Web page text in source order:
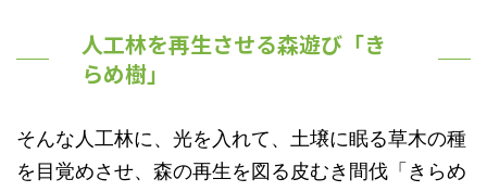
人工林を再生させる森遊び「き
らめ樹」
そんな人工林に、光を入れて、土壌に眠る草木の種
を目覚めさせ、森の再生を図る皮むき間伐「きらめ